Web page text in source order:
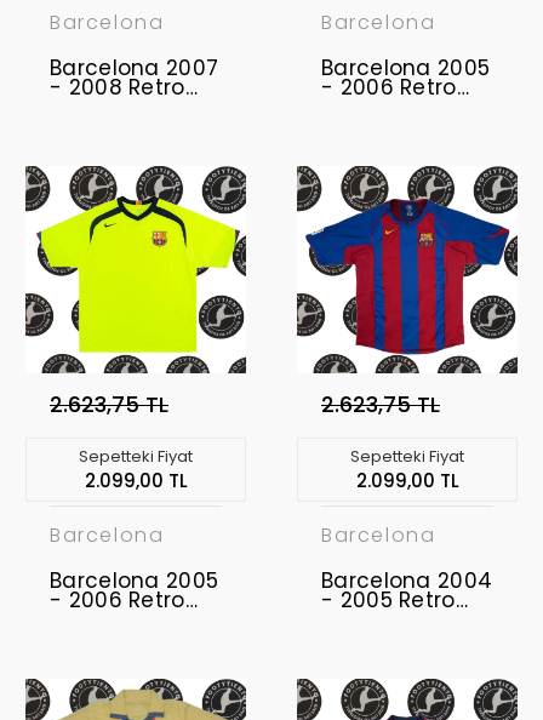
Barcelona
Barcelona 2007
- 2008 Retro
Barcelona
Barcelona 2005
- 2006 Retro
2.623,75 TL
Sepetteki Fiyat
2.099,00 TL
Barcelona
Barcelona 2005
- 2006 Retro
2.623,75 TL
Sepetteki Fiyat
2.099,00 TL
Barcelona
Barcelona 2004
- 2005 Retro